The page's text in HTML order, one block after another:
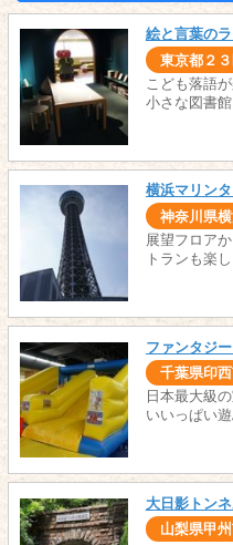
絵と言葉の
東京都２
こども落語
小さな図書館
横浜マリン
神奈川県
展望フロア
トランも楽
ファンタジ
千葉県印
日本最大級
いいっぱい
大日影トン
山梨県甲